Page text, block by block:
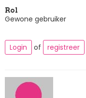
Rol
Gewone gebruiker
Login of registreer